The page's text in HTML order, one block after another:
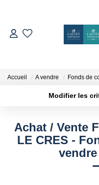
Accueil A vendre Fonds de
Modifier les
Surface min
Plus de critères
Achat / Vente
LE CRES -
vendre